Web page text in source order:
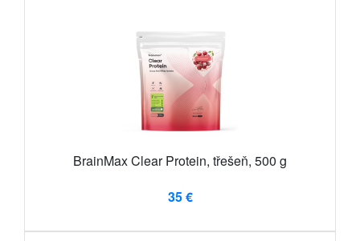
BrainMax Clear Protein, třešeň, 500 g
35 €